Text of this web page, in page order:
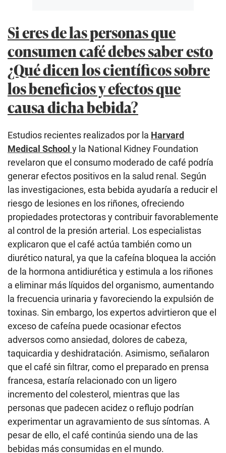
Si eres de las personas que
consumen café debes saber esto
¿Qué dicen los científicos sobre
los beneficios y efectos que
causa dicha bebida?
Estudios recientes realizados por la Harvard
Medical School y la National Kidney Foundation
revelaron que el consumo moderado de café podría
generar efectos positivos en la salud renal. Según
las investigaciones, esta bebida ayudaría a reducir el
riesgo de lesiones en los riñones, ofreciendo
propiedades protectoras y contribuir favorablemente
al control de la presión arterial. Los especialistas
explicaron que el café actúa también como un
diurético natural, ya que la cafeína bloquea la acción
de la hormona antidiurética y estimula a los riñones
a eliminar más líquidos del organismo, aumentando
la frecuencia urinaria y favoreciendo la expulsión de
toxinas. Sin embargo, los expertos advirtieron que el
exceso de cafeína puede ocasionar efectos
adversos como ansiedad, dolores de cabeza,
taquicardia y deshidratación. Asimismo, señalaron
que el café sin filtrar, como el preparado en prensa
francesa, estaría relacionado con un ligero
incremento del colesterol, mientras que las
personas que padecen acidez o reflujo podrían
experimentar un agravamiento de sus síntomas. A
pesar de ello, el café continúa siendo una de las
bebidas más consumidas en el mundo.